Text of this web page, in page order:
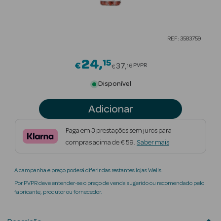
Beauty Season
Beauty Season
Maquilhagem
Beauty Season
Perfumes
REF: 3583759
€24 15Price reduced from
€37 16 PVPR
Disponível
Adicionar
Paga em 3 prestações sem juros para
compras acima de € 59. Saber mais
A campanha e preço poderá diferir das restantes lojas Wells.
Por PVPR deve entender-se o preço de venda sugerido ou recomendado pelo
fabricante, produtor ou fornecedor.